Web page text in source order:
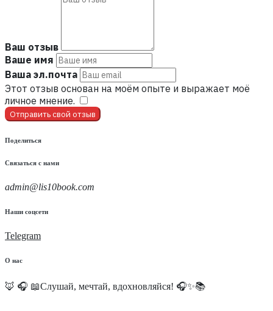
Ваш отзыв
Ваше имя
Ваша эл.почта
Этот отзыв основан на моём опыте и выражает моё
личное мнение.
Отправить свой отзыв
Поделиться
Связаться с нами
admin@lis10book.com
Наши соцсети
Telegram
О нас
🦊 🎧 📖Слушай, мечтай, вдохновляйся! 🎧✨📚